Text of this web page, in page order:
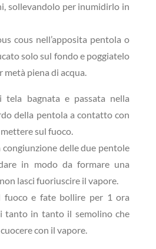
sollevandolo per inumidirlo in
cous nell’apposita pentola o
solo sul fondo e poggiatelo
metà piena di acqua.
tela bagnata e passata nella
della pentola a contatto con
sul fuoco.
delle due pentole
in modo da formare una
lasci fuoriuscire il vapore.
fuoco e fate bollire per 1 ora
tanto in tanto il semolino che
con il vapore.